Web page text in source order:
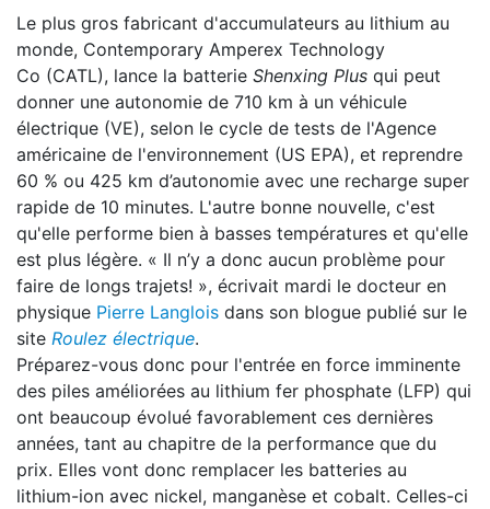
Le plus gros fabricant d'accumulateurs au lithium au
monde, Contemporary Amperex Technology
Co (CATL), lance la batterie Shenxing Plus qui peut
donner une autonomie de 710 km à un véhicule
électrique (VE), selon le cycle de tests de l'Agence
américaine de l'environnement (US EPA), et reprendre
60 % ou 425 km d’autonomie avec une recharge super
rapide de 10 minutes. L'autre bonne nouvelle, c'est
qu'elle performe bien à basses températures et qu'elle
est plus légère. « Il n’y a donc aucun problème pour
faire de longs trajets! », écrivait mardi le docteur en
physique Pierre Langlois dans son blogue publié sur le
site Roulez électrique.
Préparez-vous donc pour l'entrée en force imminente
des piles améliorées au lithium fer phosphate (LFP) qui
ont beaucoup évolué favorablement ces dernières
années, tant au chapitre de la performance que du
prix. Elles vont donc remplacer les batteries au
lithium-ion avec nickel, manganèse et cobalt. Celles-ci